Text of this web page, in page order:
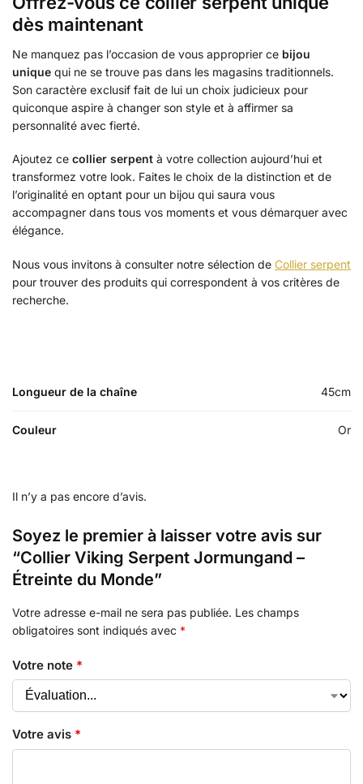
dès maintenant
Ne manquez pas l’occasion de vous approprier ce bijou
unique qui ne se trouve pas dans les magasins traditionnels.
Son caractère exclusif fait de lui un choix judicieux pour
quiconque aspire à changer son style et à affirmer sa
personnalité avec fierté.
Ajoutez ce collier serpent à votre collection aujourd’hui et
transformez votre look. Faites le choix de la distinction et de
l’originalité en optant pour un bijou qui saura vous
accompagner dans tous vos moments et vous démarquer avec
élégance.
Nous vous invitons à consulter notre sélection de Collier serpent
pour trouver des produits qui correspondent à vos critères de
recherche.
Longueur de la chaîne 45cm
Couleur Or
Il n’y a pas encore d’avis.
Soyez le premier à laisser votre avis sur
“Collier Viking Serpent Jormungand –
Étreinte du Monde”
Votre adresse e-mail ne sera pas publiée. Les champs
obligatoires sont indiqués avec *
Votre note *
Votre avis *